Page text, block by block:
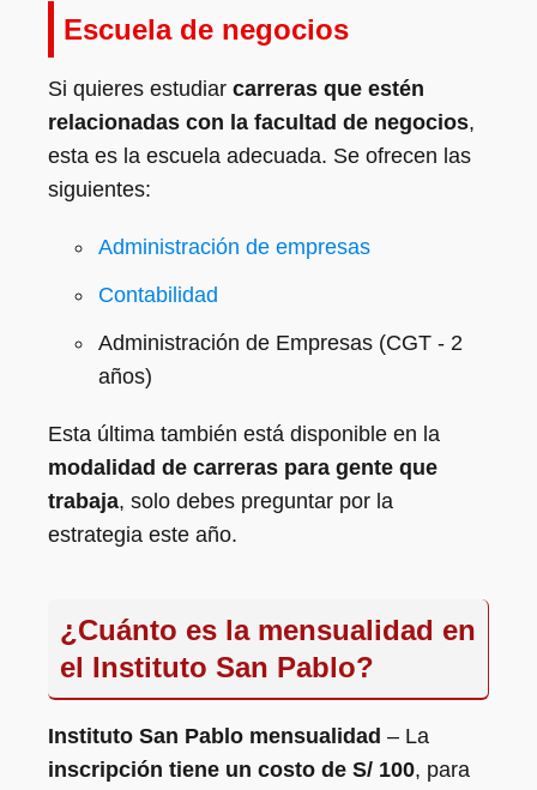
Escuela de negocios
Si quieres estudiar carreras que estén
relacionadas con la facultad de negocios,
esta es la escuela adecuada. Se ofrecen las
siguientes:
Administración de empresas
Contabilidad
Administración de Empresas (CGT - 2
años)
Esta última también está disponible en la
modalidad de carreras para gente que
trabaja, solo debes preguntar por la
estrategia este año.
¿Cuánto es la mensualidad en
el Instituto San Pablo?
Instituto San Pablo mensualidad – La
inscripción tiene un costo de S/ 100, para